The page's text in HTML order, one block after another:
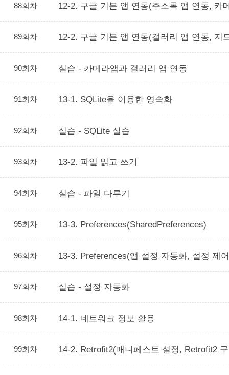
88회차 12-2. 구글 기본 앱 연동(주소록 앱 연동, 카
89회차 12-2. 구글 기본 앱 연동(갤러리 앱 연동, 지
90회차 실습 - 카메라앱과 갤러리 앱 연동
91회차 13-1. SQLite을 이용한 영속화
92회차 실습 - SQLite 실습
93회차 13-2. 파일 읽고 쓰기
94회차 실습 - 파일 다루기
95회차 13-3. Preferences(SharedPreferences)
96회차 13-3. Preferences(앱 설정 자동화, 설정 제
97회차 실습 - 설정 자동화
98회차 14-1. 네트워크 정보 활용
99회차 14-2. Retrofit2(매니페스트 설정, Retrofit2